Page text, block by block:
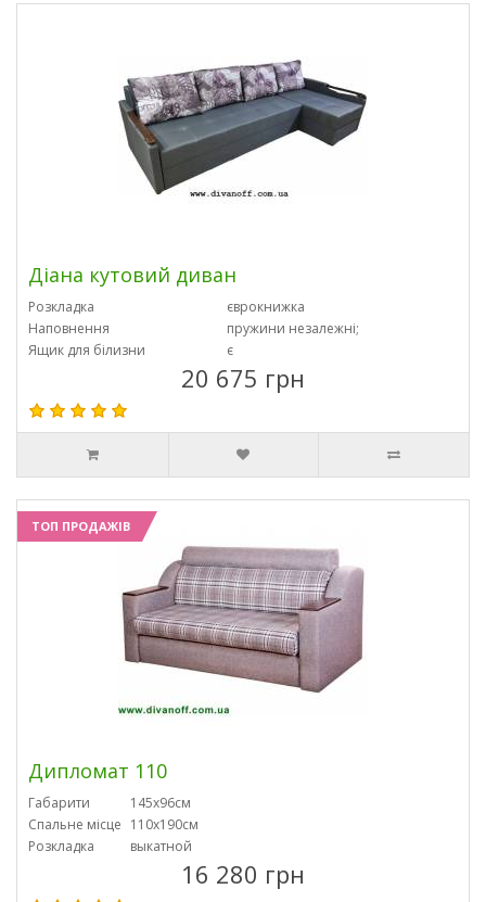
Діана кутовий диван
Розкладка
єврокнижка
Наповнення
пружини незалежні;
Ящик для білизни
є
20 675 грн
ТОП ПРОДАЖІВ
Дипломат 110
Габарити
145х96см
Спальне місце 110х190см
Розкладка
выкатной
16 280 грн